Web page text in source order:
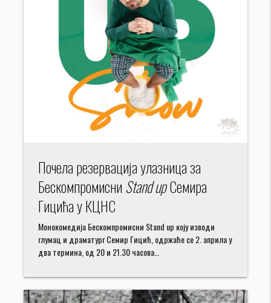
Почела резервација улазница за
Бескомпромисни Stand upСемира
Гицића у КЦНС
Монокомедија Бескомпромисни Stand up коју изводи
глумац и драматург Семир Гицић, одржаће се 2. априла у
два термина, од 20 и 21.30 часова…